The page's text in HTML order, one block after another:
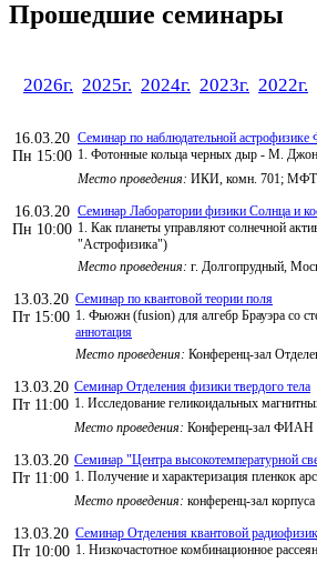
Прошедшие семинары
2026г. 2025г. 2024г. 2023г. 2022г.
16.03.20
Пн 15:00
Семинар по наблюдательной
1. Фотонные кольца черных дыр - М.
Место проведения: ИКИ, комн. 701;
16.03.20
Пн 10:00
Семинар Лаборатории физики Солнца и
1. Как планеты управляют солнечной
"Астрофизика")
Место проведения: г. Долгопрудный,
13.03.20
Пт 15:00
Семинар по квантовой теории поля
1. Фьюжн (fusion) для алгебр Брауэра со
аннотация
Место проведения: Конференц-зал
13.03.20
Пт 11:00
Семинар Отделения физики твердого тела
1. Исследование геликоидальных
Место проведения: Конференц-зал ФИАН
13.03.20
Пт 11:00
Семинар "Центра высокотемпературной
1. Получение и характеризация пленкок
Место проведения: конференц-зал
13.03.20
Пт 10:00
Семинар Отделения квантовой
1. Низкочастотное комбинационное